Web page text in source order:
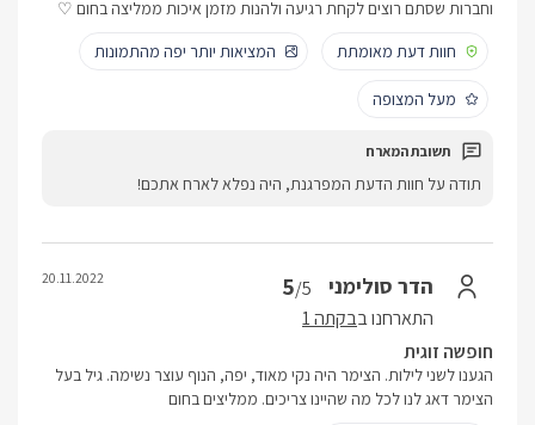
וחברות שסתם רוצים לקחת רגיעה ולהנות מזמן איכות ממליצה בחום ♡
חוות דעת מאומתת
המציאות יותר יפה מהתמונות
מעל המצופה
תודה על חוות הדעת המפרגנת, היה נפלא לארח אתכם!
הדר סולימני 5/5
התארחנו בבקתה 1
20.11.2022
חופשה זוגית
הגענו לשני לילות. הצימר היה נקי מאוד, יפה, הנוף עוצר נשימה. גיל בעל
הצימר דאג לנו לכל מה שהיינו צריכים. ממליצים בחום